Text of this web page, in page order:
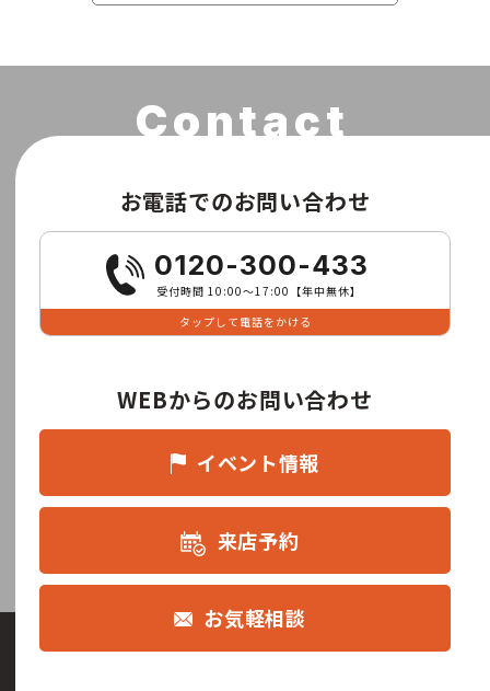
お電話でのお問い合わせ
0120-300-433
受付時間 10:00〜17:00【年中無休】
タップして電話をかける
WEBからのお問い合わせ
イベント情報
来店予約
お気軽相談